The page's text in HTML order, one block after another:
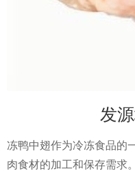
发
冻鸭中翅作为冷冻食品的
肉食材的加工和保存需求